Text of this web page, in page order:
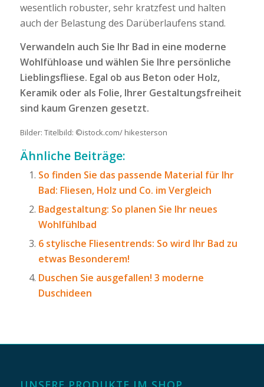
wesentlich robuster, sehr kratzfest und halten
auch der Belastung des Darüberlaufens stand.
Verwandeln auch Sie Ihr Bad in eine moderne
Wohlfühloase und wählen Sie Ihre persönliche
Lieblingsfliese. Egal ob aus Beton oder Holz,
Keramik oder als Folie, Ihrer Gestaltungsfreiheit
sind kaum Grenzen gesetzt.
Bilder: Titelbild: ©istock.com/ hikesterson
Ähnliche Beiträge:
So finden Sie das passende Material für Ihr
Bad: Fliesen, Holz und Co. im Vergleich
Badgestaltung: So planen Sie Ihr neues
Wohlfühlbad
6 stylische Fliesentrends: So wird Ihr Bad zu
etwas Besonderem!
Duschen Sie ausgefallen! 3 moderne
Duschideen